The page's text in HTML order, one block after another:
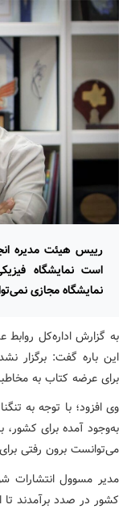
رییس هیئت مدیره
است نمایشگاه
نمایشگاه مجازی
به گزارش اداره‌کل روابط
این باره گفت: برگزار
برای عرضه کتاب به
وی افزود؛ با توجه به
به‌وجود آمده برای
می‌توانست برون رفتی
مدیر مسوول انتشارات
کشور در صدد برآمدند تا